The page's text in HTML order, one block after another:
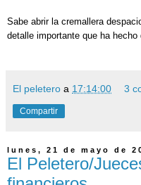
Sabe abrir la cremallera
detalle importante que ha
El peletero a 17:14:00 3
Compartir
lunes, 21 de mayo de
El Peletero/